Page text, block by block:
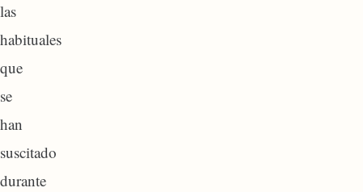
las
habituales
que
se
han
suscitado
durante